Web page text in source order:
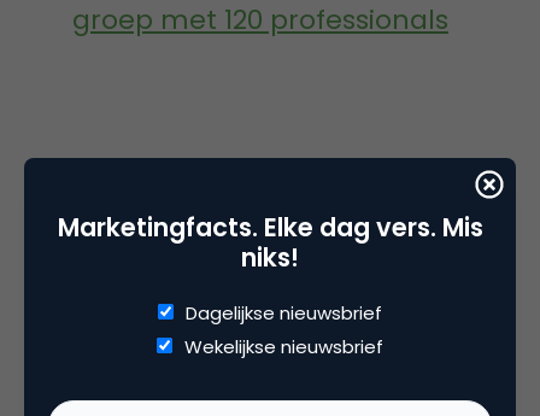
groep met 120 professionals
Mark de Bruin
Innovatiestrateeg bij
Marketingfacts. Elke dag vers. Mis
niks!
Dagelijkse nieuwsbrief
Wekelijkse nieuwsbrief